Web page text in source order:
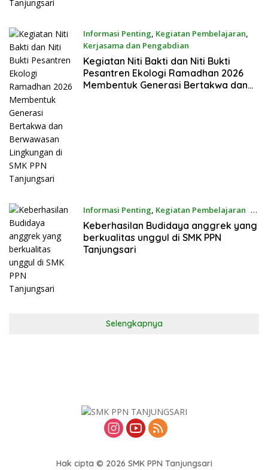
Informasi Penting, Kegiatan Pembelajaran,
Kerjasama dan Pengabdian
13 Maret 2026
Kegiatan Niti Bakti dan Niti Bukti
Pesantren Ekologi Ramadhan 2026
Membentuk Generasi Bertakwa dan
Informasi Penting, Kegiatan Pembelajaran 3
Maret 2026
Keberhasilan Budidaya anggrek yang
berkualitas unggul di SMK PPN
Tanjungsari
Selengkapnya
Hak cipta © 2026 SMK PPN Tanjungsari